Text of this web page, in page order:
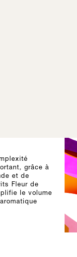
grâce à
et de
Fleur de
le volume